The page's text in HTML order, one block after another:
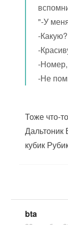
"-У
-Какую?
-
-
-Не
Тоже что-
Дальтоник
кубик
bta